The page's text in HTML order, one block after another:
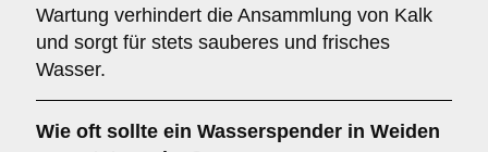
Wartung verhindert die Ansammlung von Kalk
und sorgt für stets sauberes und frisches
Wasser.
Wie oft sollte ein Wasserspender in Weiden